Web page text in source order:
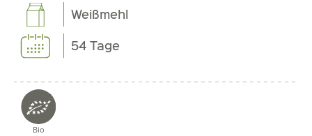
Weißmehl
54 Tage
Bio